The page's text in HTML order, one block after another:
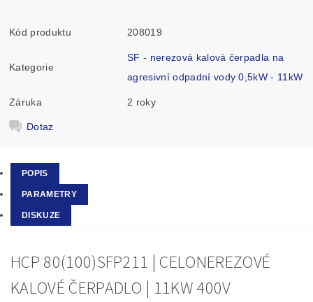
Kód produktu 208019
Kategorie
SF - nerezová kalová čerpadla na
agresivní odpadní vody 0,5kW - 11kW
Záruka 2 roky
Dotaz
POPIS
PARAMETRY
DISKUZE
HCP 80(100)SFP211 | CELONEREZOVÉ
KALOVÉ ČERPADLO | 11KW 400V